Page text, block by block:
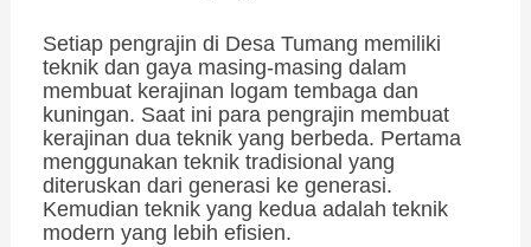
Setiap pengrajin di Desa Tumang memiliki
teknik dan gaya masing-masing dalam
membuat kerajinan logam tembaga dan
kuningan. Saat ini para pengrajin membuat
kerajinan dua teknik yang berbeda. Pertama
menggunakan teknik tradisional yang
diteruskan dari generasi ke generasi.
Kemudian teknik yang kedua adalah teknik
modern yang lebih efisien.